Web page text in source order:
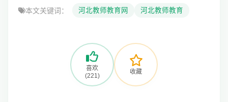
本文关键词： 河北教师教育网 河北教师教育
喜欢
(221)
收藏